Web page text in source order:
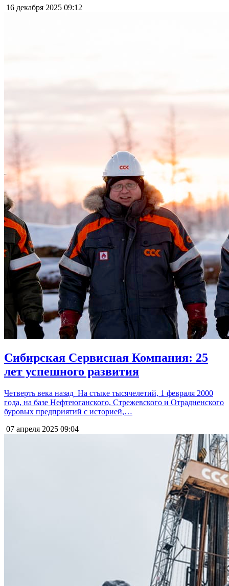
16 декабря 2025 09:12
Сибирская Сервисная Компания: 25
лет успешного развития
Четверть века назад На стыке тысячелетий, 1 февраля 2000
года, на базе Нефтеюганского, Стрежевского и Отрадненского
буровых предприятий с историей,…
07 апреля 2025 09:04